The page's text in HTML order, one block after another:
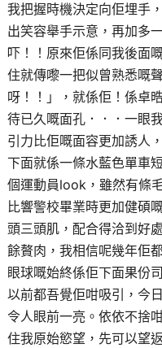
我把握時機決定向佢埋手
出笑容舉手示意，再加多
吓！！原來佢係同我後面
住就傳嚟一把似曾熟悉嘅
呀！！」，就係佢！係卓
待已久嘅面孔．．．一眼
引力比佢嘅面容更加誘人
下面就係一條水藍色單車
個運動員look，雖然有條
比響警校畢業時更加健碩
頭三頭肌，配合得洽到好
餘贅肉，我相信呢幾年佢
眼球嘅始終係佢下面果份
以前都吾覺佢咁吸引，今
令人眼前一亮。依依不捨
住我原始慾望，先可以望